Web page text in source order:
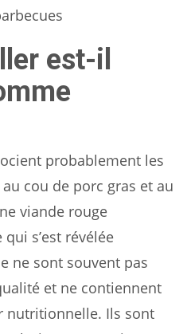
est-il
probablement les
cou de porc gras et au
viande rouge
s’est révélée
ne sont souvent pas
et ne contiennent
nutritionnelle. Ils sont